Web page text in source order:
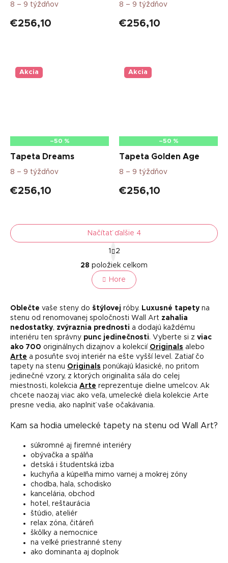
8 – 9 týždňov
€256,10
8 – 9 týždňov
€256,10
Akcia
–50 %
Tapeta Dreams
8 – 9 týždňov
€256,10
Akcia
–50 %
Tapeta Golden Age
8 – 9 týždňov
€256,10
O
v
l
á
a
c
i
e
p
r
v
k
y
v
ý
i
u
Načítať ďalšie 4
t
r
á
n
k
v
a
n
i
e
1
2
28 položiek celkom
Hore
Oblečte vaše steny do štýlovej róby. Luxusné tapety na
stenu od renomovanej spoločnosti Wall Art zahalia
nedostatky, zvýraznia prednosti a dodajú každému
interiéru ten správny punc jedinečnosti. Vyberte si z viac
ako 700 originálnych dizajnov a kolekcií Originals alebo
Arte a posuňte svoj interiér na ešte vyšší level. Zatiaľ čo
tapety na stenu Originals ponúkajú klasické, no pritom
jedinečné vzory, z ktorých originalita sála do celej
miestnosti, kolekcia Arte reprezentuje dielne umelcov. Ak
chcete naozaj viac ako veľa, umelecké diela kolekcie Arte
presne vedia, ako naplniť vaše očakávania.
Kam sa hodia umelecké tapety na stenu od Wall Art?
súkromné aj firemné interiéry
obývačka a spálňa
detská i študentská izba
kuchyňa a kúpeľňa mimo varnej a mokrej zóny
chodba, hala, schodisko
kancelária, obchod
hotel, reštaurácia
štúdio, ateliér
relax zóna, čitáreň
škôlky a nemocnice
na veľké priestranné steny
ako dominanta aj doplnok